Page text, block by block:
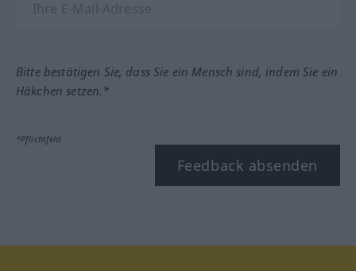
Bitte bestätigen Sie, dass Sie ein Mensch sind, indem Sie ein
Häkchen setzen.*
*Pflichtfeld
Feedback absenden